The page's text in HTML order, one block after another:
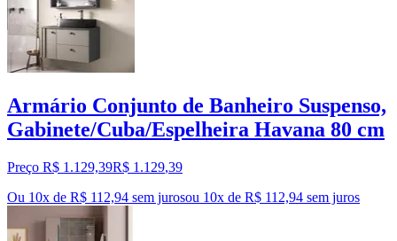
Armário Conjunto de Banheiro Suspenso,
Gabinete/Cuba/Espelheira Havana 80 cm
Preço R$ 1.129,39R$ 1.129,39
Ou 10x de R$ 112,94 sem jurosou 10x de R$ 112,94 sem juros